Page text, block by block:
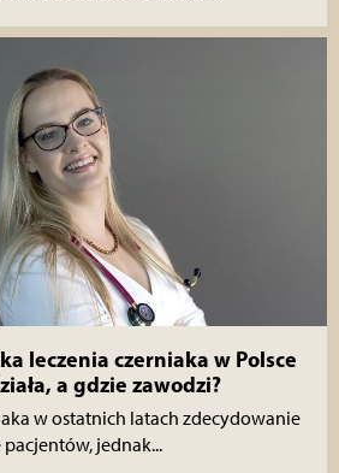
leczenia czerniaka w Polsce
a gdzie zawodzi?
w ostatnich latach zdecydowanie
jednak...